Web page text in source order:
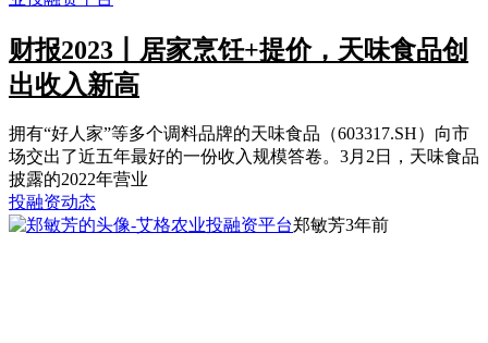
财报2023丨居家烹饪+提价，天味食品创
出收入新高
拥有“好人家”等多个调料品牌的天味食品（603317.SH）向市
场交出了近五年最好的一份收入规模答卷。3月2日，天味食品
披露的2022年营业
投融资动态
郑敏芳3年前